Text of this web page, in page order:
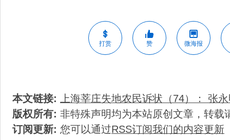
打赏 赞 微海报
本文链接:
上海莘庄失地农民诉状（74）： 张
版权所有: 非特殊声明均为本站原创文章，转载
订阅更新: 您可以通过RSS订阅我们的内容更新